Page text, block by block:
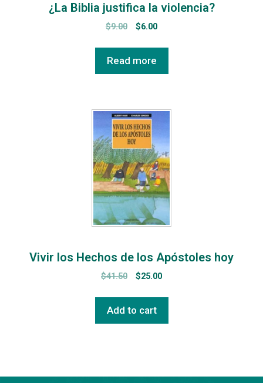
¿La Biblia justifica la violencia?
$9.00 $6.00
Read more
Vivir los Hechos de los Apóstoles hoy
$41.50 $25.00
Add to cart